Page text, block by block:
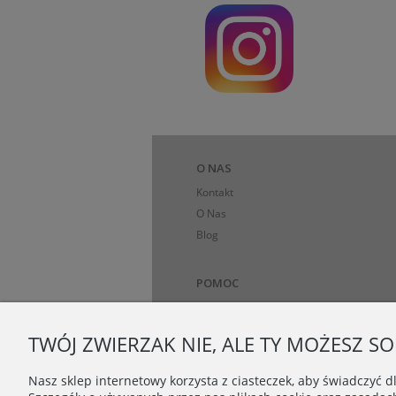
O NAS
Kontakt
O Nas
Blog
POMOC
Metody płatności
Regulamin
Regulamin programu lojalnościowego
TWÓJ ZWIERZAK NIE, ALE TY MOŻESZ
Nasz sklep internetowy korzysta z ciasteczek, aby świadczyć